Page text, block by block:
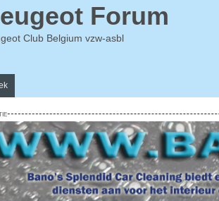
Forum
Club Belgium vzw-asbl